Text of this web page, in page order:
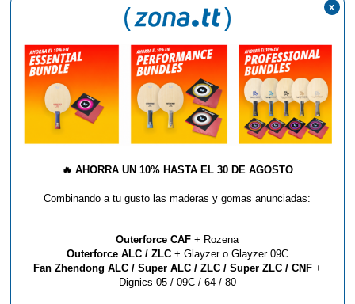
HOJA ADHESIVA BUTTERFLY
🔥 AHORRA UN 10% HASTA EL 30 DE AGOSTO
Combinando a tu gusto las maderas y gomas anunciadas:
Outerforce CAF + Rozena
Outerforce ALC / ZLC+ Glayzer o Glayzer 09C
Fan Zhendong ALC / Super ALC / ZLC / Super ZLC / CNF+
Dignics 05 / 09C / 64 / 80
x